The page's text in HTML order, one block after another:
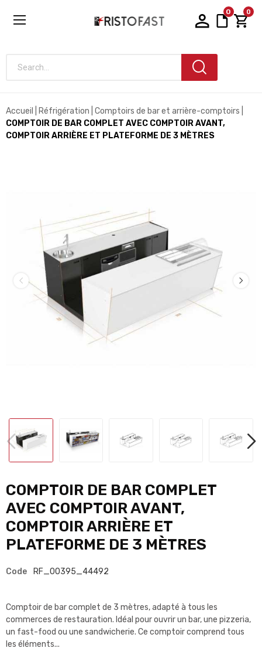
0 0
Search...
Accueil Réfrigération Comptoirs de bar et arrière-comptoirs
COMPTOIR DE BAR COMPLET AVEC COMPTOIR AVANT,
COMPTOIR ARRIÈRE ET PLATEFORME DE 3 MÈTRES
COMPTOIR DE BAR COMPLET
AVEC COMPTOIR AVANT,
COMPTOIR ARRIÈRE ET
PLATEFORME DE 3 MÈTRES
Code RF_00395_44492
Comptoir de bar complet de 3 mètres, adapté à tous les
commerces de restauration. Idéal pour ouvrir un bar, une pizzeria,
un fast-food ou une sandwicherie. Ce comptoir comprend tous
les éléments...